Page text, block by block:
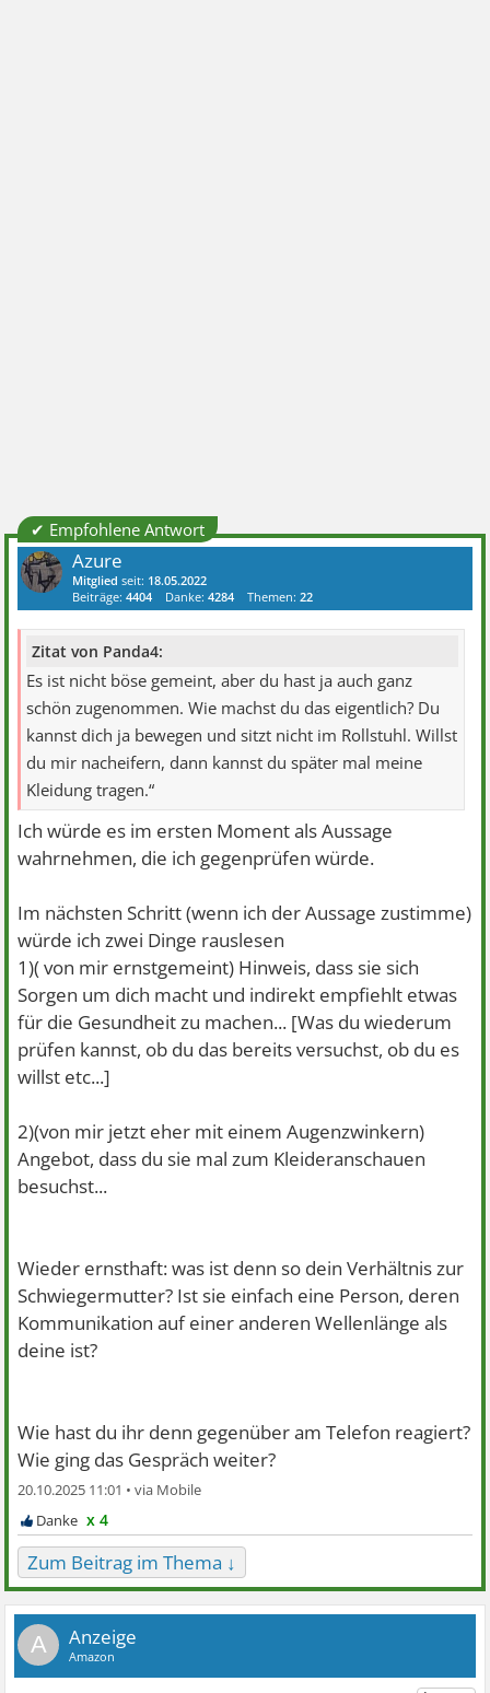
✔ Empfohlene Antwort
Azure
Mitglied seit: 18.05.2022
Beiträge:4404 Danke:4284 Themen:22
Zitat von Panda4:
Es ist nicht böse gemeint, aber du hast ja auch ganz
schön zugenommen. Wie machst du das eigentlich? Du
kannst dich ja bewegen und sitzt nicht im Rollstuhl. Willst
du mir nacheifern, dann kannst du später mal meine
Kleidung tragen.“
Ich würde es im ersten Moment als Aussage
wahrnehmen, die ich gegenprüfen würde.
Im nächsten Schritt (wenn ich der Aussage zustimme)
würde ich zwei Dinge rauslesen
1)( von mir ernstgemeint) Hinweis, dass sie sich
Sorgen um dich macht und indirekt empfiehlt etwas
für die Gesundheit zu machen... [Was du wiederum
prüfen kannst, ob du das bereits versuchst, ob du es
willst etc...]
2)(von mir jetzt eher mit einem Augenzwinkern)
Angebot, dass du sie mal zum Kleideranschauen
besuchst...
Wieder ernsthaft: was ist denn so dein Verhältnis zur
Schwiegermutter? Ist sie einfach eine Person, deren
Kommunikation auf einer anderen Wellenlänge als
deine ist?
Wie hast du ihr denn gegenüber am Telefon reagiert?
Wie ging das Gespräch weiter?
20.10.2025 11:01 •
x 4
Zum Beitrag im Thema ↓
A